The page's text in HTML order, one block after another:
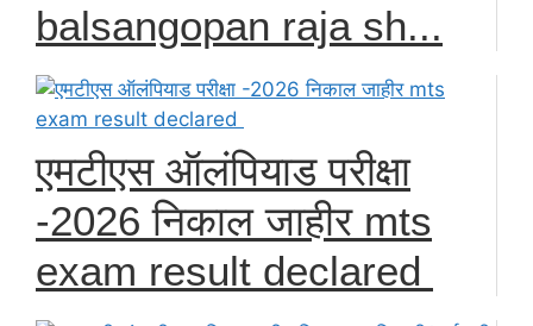
balsangopan raja sh...
एमटीएस ऑलंपियाड परीक्षा
-2026 निकाल जाहीर mts
exam result declared